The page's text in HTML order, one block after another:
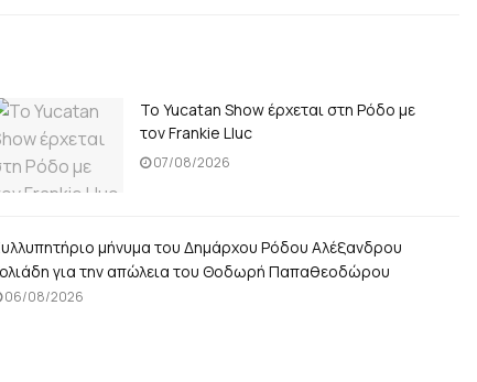
Το Yucatan Show έρχεται στη Ρόδο με
τον Frankie Lluc
07/08/2026
μήνυμα του Δημάρχου Ρόδου Αλέξανδρου
για την απώλεια του Θοδωρή Παπαθεοδώρου
06/08/2026